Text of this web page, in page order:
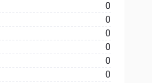
0
0
0
0
0
0